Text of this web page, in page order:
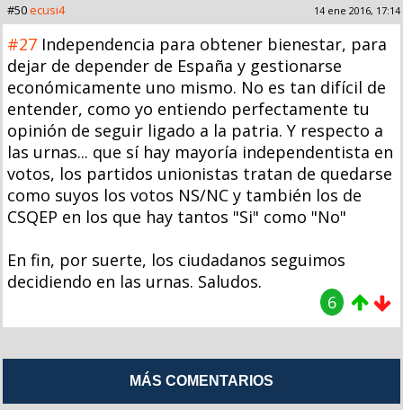
#50ecusi4 14 ene 2016, 17:14
#27 Independencia para obtener bienestar, para
dejar de depender de España y gestionarse
económicamente uno mismo. No es tan difícil de
entender, como yo entiendo perfectamente tu
opinión de seguir ligado a la patria. Y respecto a
las urnas... que sí hay mayoría independentista en
votos, los partidos unionistas tratan de quedarse
como suyos los votos NS/NC y también los de
CSQEP en los que hay tantos "Si" como "No"
En fin, por suerte, los ciudadanos seguimos
decidiendo en las urnas. Saludos.
6
MÁS COMENTARIOS